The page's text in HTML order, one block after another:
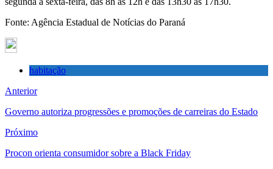
Fonte: Agência Estadual de Notícias do Paraná
habitação
Anterior
Governo autoriza progressões e promoções de carreiras do Estado
Próximo
Procon orienta consumidor sobre a Black Friday